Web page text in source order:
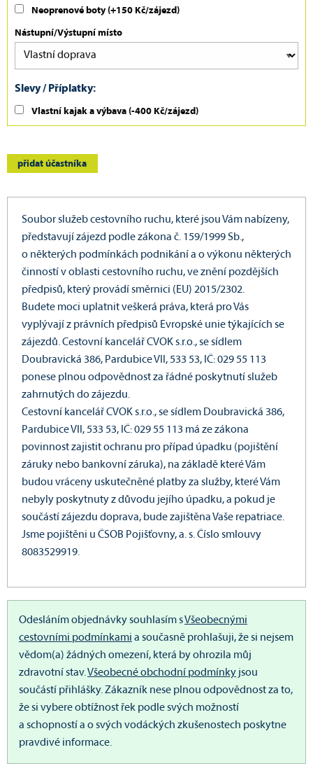
Neoprenové boty (+150 Kč/zájezd)
Nástupní/Výstupní místo
Slevy / Příplatky:
Vlastní kajak a výbava (-400 Kč/zájezd)
přidat účastníka
Soubor služeb cestovního ruchu, které jsou Vám nabízeny,
představují zájezd podle zákona č. 159/1999 Sb.,
o některých podmínkách podnikání a o výkonu některých
činností v oblasti cestovního ruchu, ve znění pozdějších
předpisů, který provádí směrnici (EU) 2015/2302.
Budete moci uplatnit veškerá práva, která pro Vás
vyplývají z právních předpisů Evropské unie týkajících se
zájezdů. Cestovní kancelář CVOK s.r.o., se sídlem
Doubravická 386, Pardubice VII, 533 53, IČ: 029 55 113
ponese plnou odpovědnost za řádné poskytnutí služeb
zahrnutých do zájezdu.
Cestovní kancelář CVOK s.r.o., se sídlem Doubravická 386,
Pardubice VII, 533 53, IČ: 029 55 113 má ze zákona
povinnost zajistit ochranu pro případ úpadku (pojištění
záruky nebo bankovní záruka), na základě které Vám
budou vráceny uskutečněné platby za služby, které Vám
nebyly poskytnuty z důvodu jejího úpadku, a pokud je
součástí zájezdu doprava, bude zajištěna Vaše repatriace.
Jsme pojištěni u ČSOB Pojišťovny, a. s. Číslo smlouvy
8083529919.
Odesláním objednávky souhlasím sVšeobecnými
cestovními podmínkami a současně prohlašuji, že si nejsem
vědom(a) žádných omezení, která by ohrozila můj
zdravotní stav.Všeobecné obchodní podmínky jsou
součástí přihlášky.Zákazník nese plnou odpovědnost za to,
že si vybere obtížnost řek podle svých možností
a schopností a o svých vodáckých zkušenostech poskytne
pravdivé informace.